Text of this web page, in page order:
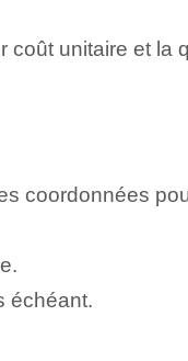
unitaire et la
coordonnées
échéant.